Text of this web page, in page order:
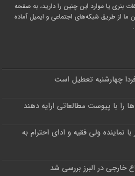
بنری یا موارد این چنین را دارید، به صفحه
ما از طریق شبکه‌های اجتماعی و ایمیل آماده
چهارشنبه تعطیل است
ها را با پیوست مطالعاتی ارایه دهند
نماینده ولی فقیه و ادای احترام به
خارجی در البرز بررسی شد